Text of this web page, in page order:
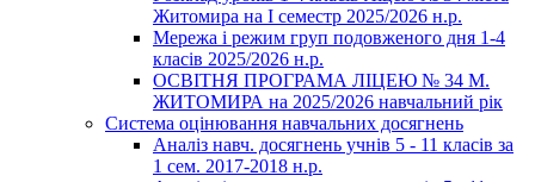
Житомира на І семестр 2025/2026 н.р.
Мережа і режим груп подовженого дня 1-4
класів 2025/2026 н.р.
ОСВІТНЯ ПРОГРАМА ЛІЦЕЮ № 34 М.
ЖИТОМИРА на 2025/2026 навчальний рік
Система оцінювання навчальних досягнень
Аналіз навч. досягнень учнів 5 - 11 класів за
1 сем. 2017-2018 н.р.